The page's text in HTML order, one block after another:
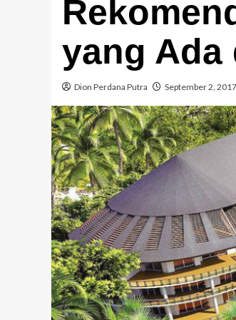
yang Ada
Dion Perdana Putra September 2, 2017